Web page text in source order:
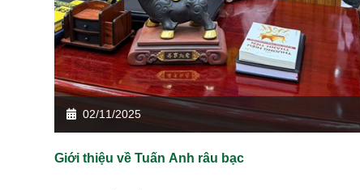
02/11/2025
Giới thiệu về Tuấn Anh râu bạc